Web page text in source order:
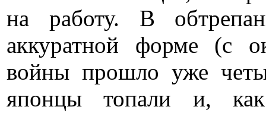
на работу. В
аккуратной форме (с
войны прошло уже
японцы топали и,